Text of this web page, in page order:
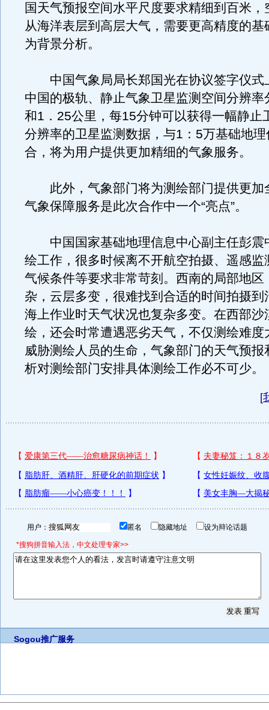
国天气预报空间水平尺度要求精细到百米，
从海洋表层到高层大气，需要更高精度的基
为背景分析。
中国气象局局长郑国光在协议签字仪式
中国的极轨、静止气象卫星监测空间分辨率
和1．25公里，每15分钟可以获得一幅静止
分辨率的卫星监测数据，与1：5万基础地
合，将为用户提供更加精细的气象服务。
此外，气象部门将为测绘部门提供更加
气象保障服务是此次合作中一个“亮点”。
中国国家基础地理信息中心副主任彭震
绘工作，很多时候离不开航空拍摄、遥感监
气候条件等要求非常苛刻。西南的局部地区
杂，云层多变，很难找到合适的时间拍摄到
海上作业时天气状况也复杂多变。在西部沙
绘，还会时常遭遇恶劣天气，不仅测绘难度
威胁测绘人员的生命，气象部门的天气预报
析对测绘部门安排具体测绘工作必不可少。
[
用户： 匿名 隐藏地址 设为辩论话题
*搜狗拼音输入法，中文处理专家>>
Sogou推广服务